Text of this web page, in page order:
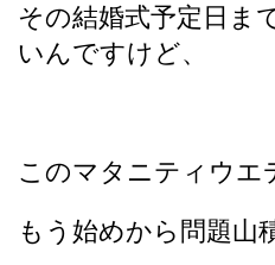
その結婚式予定日ま
いんですけど、
このマタニティウエ
もう始めから問題山